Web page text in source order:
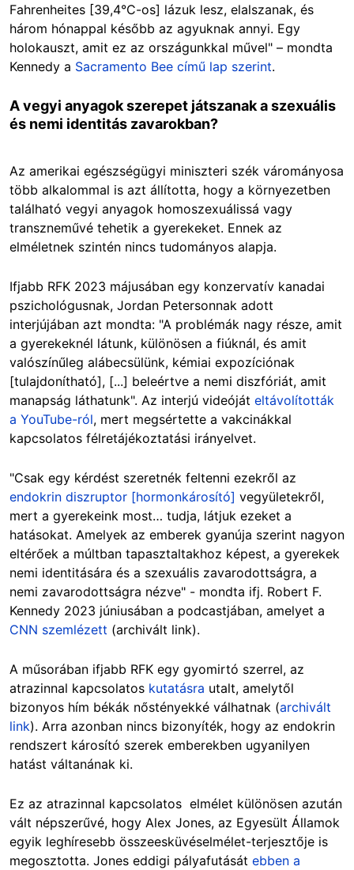
Fahrenheites [39,4°C-os] lázuk lesz, elalszanak, és
három hónappal később az agyuknak annyi. Egy
holokauszt, amit ez az országunkkal művel" – mondta
Kennedy a Sacramento Bee című lap szerint.
A vegyi anyagok szerepet játszanak a szexuális
és nemi identitás zavarokban?
Az amerikai egészségügyi miniszteri szék várományosa
több alkalommal is azt állította, hogy a környezetben
található vegyi anyagok homoszexuálissá vagy
transzneművé tehetik a gyerekeket. Ennek az
elméletnek szintén nincs tudományos alapja.
Ifjabb RFK 2023 májusában egy konzervatív kanadai
pszichológusnak, Jordan Petersonnak adott
interjújában azt mondta: "A problémák nagy része, amit
a gyerekeknél látunk, különösen a fiúknál, és amit
valószínűleg alábecsülünk, kémiai expozíciónak
[tulajdonítható], [...] beleértve a nemi diszfóriát, amit
manapság láthatunk". Az interjú videóját eltávolították
a YouTube-ról, mert megsértette a vakcinákkal
kapcsolatos félretájékoztatási irányelvet.
"Csak egy kérdést szeretnék feltenni ezekről az
endokrin diszruptor [hormonkárosító] vegyületekről,
mert a gyerekeink most… tudja, látjuk ezeket a
hatásokat. Amelyek az emberek gyanúja szerint nagyon
eltérőek a múltban tapasztaltakhoz képest, a gyerekek
nemi identitására és a szexuális zavarodottságra, a
nemi zavarodottságra nézve" - mondta ifj. Robert F.
Kennedy 2023 júniusában a podcastjában, amelyet a
CNN szemlézett (archivált link).
A műsorában ifjabb RFK egy gyomirtó szerrel, az
atrazinnal kapcsolatos kutatásra utalt, amelytől
bizonyos hím békák nőstényekké válhatnak (archivált
link). Arra azonban nincs bizonyíték, hogy az endokrin
rendszert károsító szerek emberekben ugyanilyen
hatást váltanának ki.
Ez az atrazinnal kapcsolatos elmélet különösen azután
vált népszerűvé, hogy Alex Jones, az Egyesült Államok
egyik leghíresebb összeesküvéselmélet-terjesztője is
megosztotta. Jones eddigi pályafutását ebben a